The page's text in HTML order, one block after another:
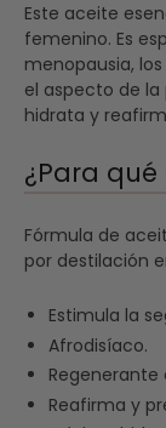
Este aceite
femenino. Es
menopausia,
el aspecto de
hidrata y
¿Para qué
Fórmula de
por destilación
Estimula la
Afrodisíaco.
Reafirma y